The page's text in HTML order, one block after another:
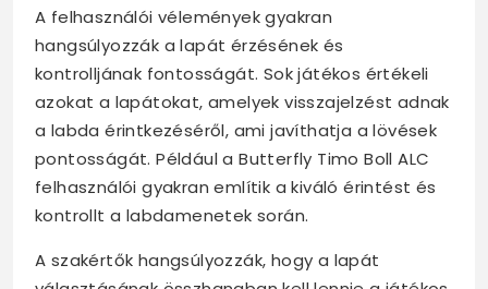
A felhasználói vélemények gyakran
hangsúlyozzák a lapát érzésének és
kontrolljának fontosságát. Sok játékos értékeli
azokat a lapátokat, amelyek visszajelzést adnak
a labda érintkezéséről, ami javíthatja a lövések
pontosságát. Például a Butterfly Timo Boll ALC
felhasználói gyakran említik a kiváló érintést és
kontrollt a labdamenetek során.
A szakértők hangsúlyozzák, hogy a lapát